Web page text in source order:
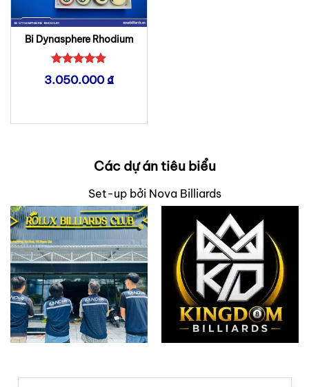
Bi Dynasphere Rhodium
Được xếp
hạng55
3.050.000₫
Các dự án tiêu biểu
Set-up bởi Nova Billiards